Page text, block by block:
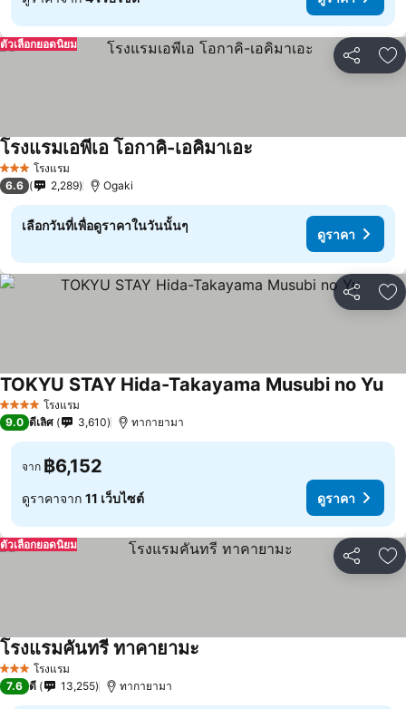
แชร์ เ
ตัวเลือกยอดนิยม
3 ดาว โรงแรม
โรงแรมเอพีเอ โอกาคิ-เอคิมาเอะ
6.6 2,289 Ogaki
เลือกวันที่เพื่อดูราคาในวันนั้นๆ
ดูราคา
แชร์ เ
4 ดาว โรงแรม
TOKYU STAY Hida-Takayama Musubi no Yu
9.0 ดีเลิศ 3,610 ทากายามา
จาก ฿6,152
ดูราคาจาก 11 เว็บไซต์ ดูราคา
แชร์ เ
ตัวเลือกยอดนิยม
3 ดาว โรงแรม
โรงแรมคันทรี ทาคายามะ
7.6 ดี 13,255 ทากายามา